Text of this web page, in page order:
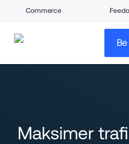
Commerce
Maksimer